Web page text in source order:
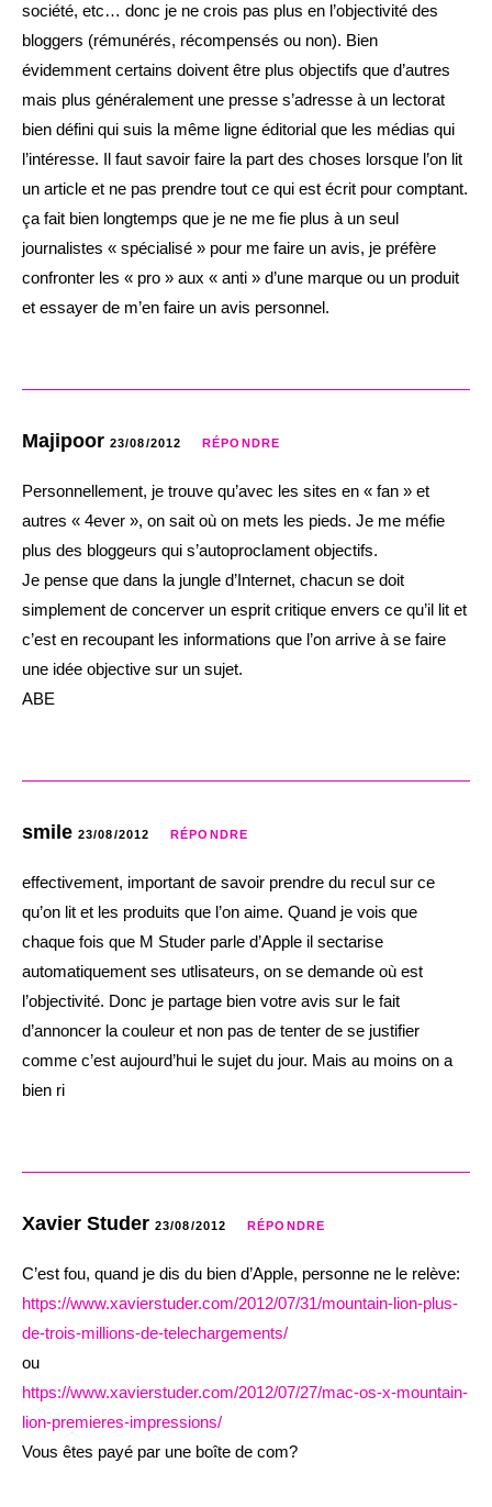
société, etc… donc je ne crois pas plus en l’objectivité des
bloggers (rémunérés, récompensés ou non). Bien
évidemment certains doivent être plus objectifs que d’autres
mais plus généralement une presse s’adresse à un lectorat
bien défini qui suis la même ligne éditorial que les médias qui
l’intéresse. Il faut savoir faire la part des choses lorsque l’on lit
un article et ne pas prendre tout ce qui est écrit pour comptant.
ça fait bien longtemps que je ne me fie plus à un seul
journalistes « spécialisé » pour me faire un avis, je préfère
confronter les « pro » aux « anti » d’une marque ou un produit
et essayer de m’en faire un avis personnel.
Majipoor 23/08/2012 RÉPONDRE
Personnellement, je trouve qu’avec les sites en « fan » et
autres « 4ever », on sait où on mets les pieds. Je me méfie
plus des bloggeurs qui s’autoproclament objectifs.
Je pense que dans la jungle d’Internet, chacun se doit
simplement de concerver un esprit critique envers ce qu’il lit et
c’est en recoupant les informations que l’on arrive à se faire
une idée objective sur un sujet.
ABE
smile 23/08/2012 RÉPONDRE
effectivement, important de savoir prendre du recul sur ce
qu’on lit et les produits que l’on aime. Quand je vois que
chaque fois que M Studer parle d’Apple il sectarise
automatiquement ses utlisateurs, on se demande où est
l’objectivité. Donc je partage bien votre avis sur le fait
d’annoncer la couleur et non pas de tenter de se justifier
comme c’est aujourd’hui le sujet du jour. Mais au moins on a
bien ri
Xavier Studer 23/08/2012 RÉPONDRE
C’est fou, quand je dis du bien d’Apple, personne ne le relève:
https://www.xavierstuder.com/2012/07/31/mountain-lion-plus-
de-trois-millions-de-telechargements/
ou
https://www.xavierstuder.com/2012/07/27/mac-os-x-mountain-
lion-premieres-impressions/
Vous êtes payé par une boîte de com?